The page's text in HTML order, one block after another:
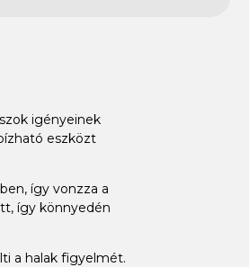
igényeinek
eszközt
így vonzza a
így könnyedén
a halak figyelmét.